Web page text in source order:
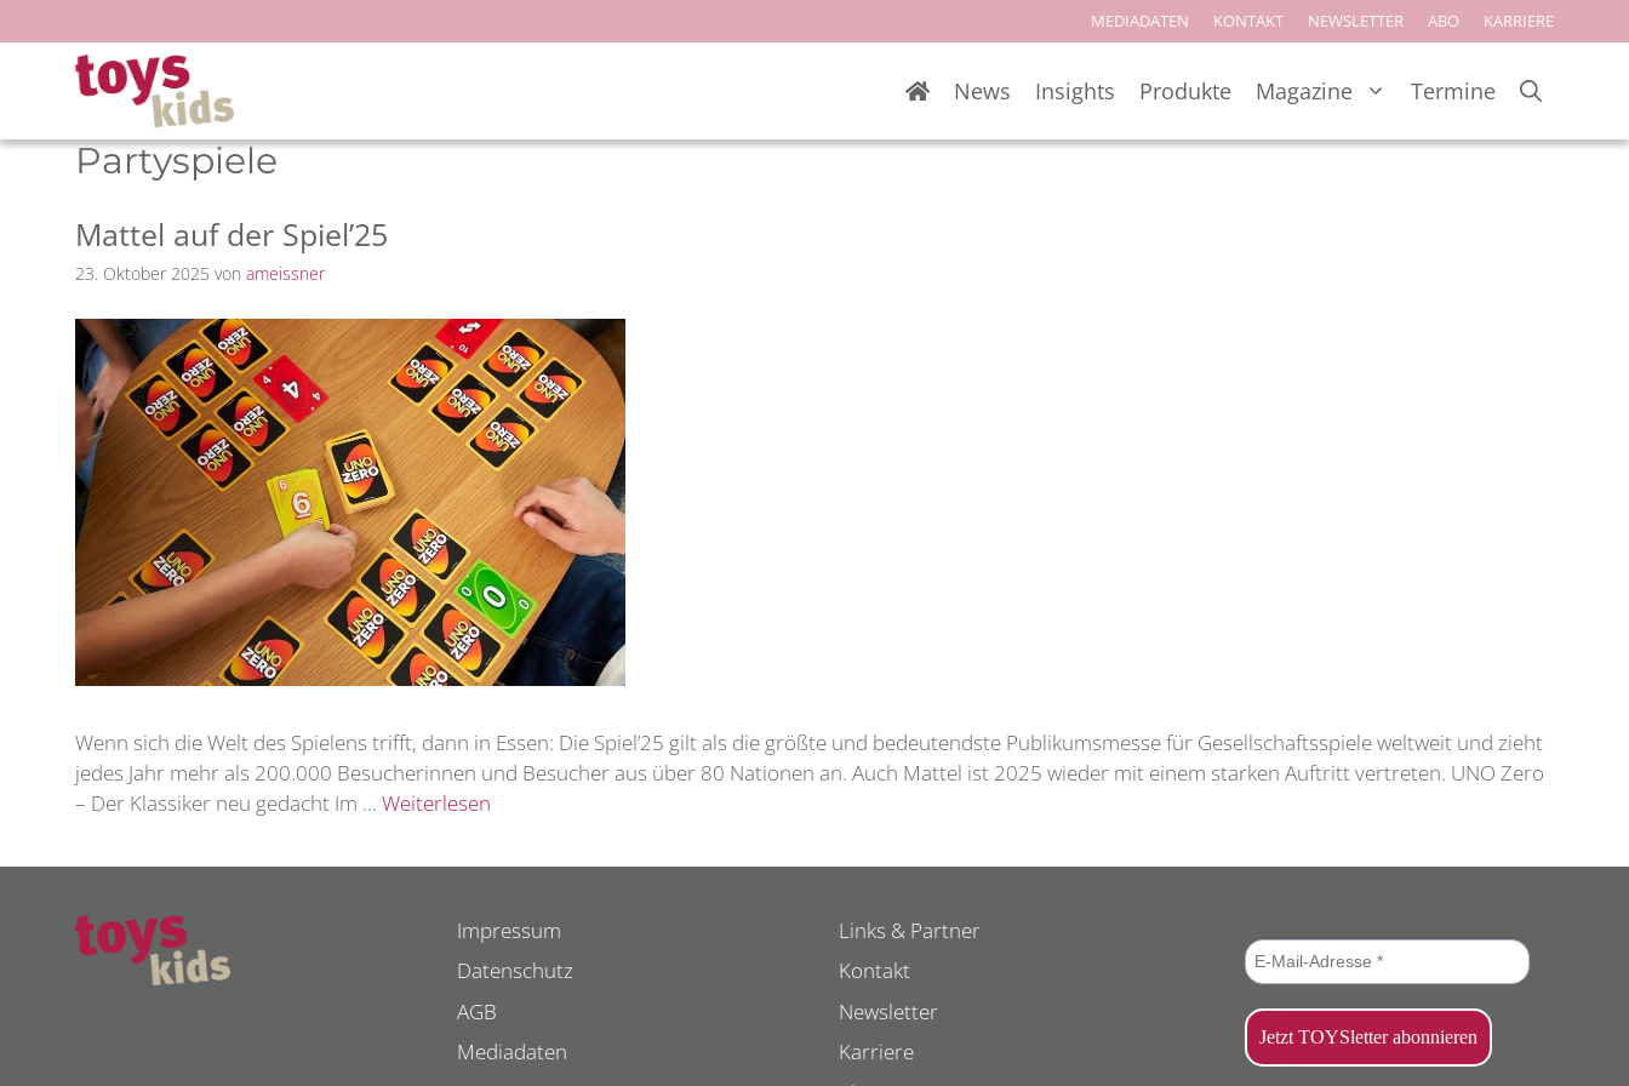
Inhalt
springen
MEDIADATEN KONTAKT NEWSLETTER ABO KARRIERE
News Insights Produkte Magazine Termine
Partyspiele
Mattel auf der Spiel’25
23. Oktober 2025 von ameissner
Wenn sich die Welt des Spielens trifft, dann in Essen: Die Spiel’25 gilt als die größte und bedeutendste Publikumsmesse für Gesellschaftsspiele weltweit und zieht
jedes Jahr mehr als 200.000 Besucherinnen und Besucher aus über 80 Nationen an. Auch Mattel ist 2025 wieder mit einem starken Auftritt vertreten. UNO Zero
– Der Klassiker neu gedacht Im … Weiterlesen
Impressum
Datenschutz
AGB
Mediadaten
Links & Partner
Kontakt
Newsletter
Karriere